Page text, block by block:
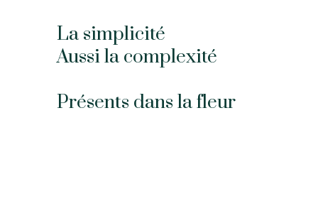
La simplicité
Aussi la complexité
Présents dans la fleur